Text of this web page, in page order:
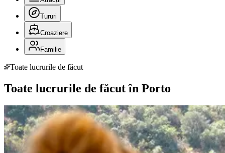
Tururi
Croaziere
Familie
Toate lucrurile de făcut
Toate lucrurile de făcut în Porto